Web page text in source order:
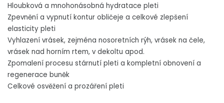
Hloubková a mnohonásobná hydratace pleti
Zpevnění a vypnutí kontur obličeje a celkové zlepšení
elasticity pleti
Vyhlazení vrásek, zejména nosoretních rýh, vrásek na čele,
vrásek nad horním rtem, v dekoltu apod.
Zpomalení procesu stárnutí pleti a kompletní obnovení a
regenerace buněk
Celkové osvěžení a prozáření pleti